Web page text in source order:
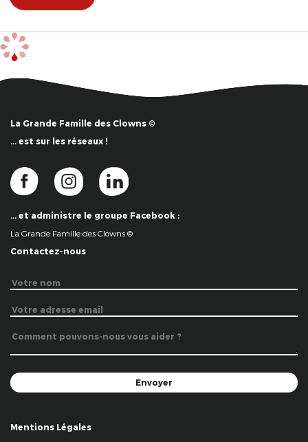
La Grande Famille des Clowns ©
… est sur les réseaux !
… et administre le groupe Facebook :
La Grande Famille des Clowns ©
Contactez-nous
Mentions Légales